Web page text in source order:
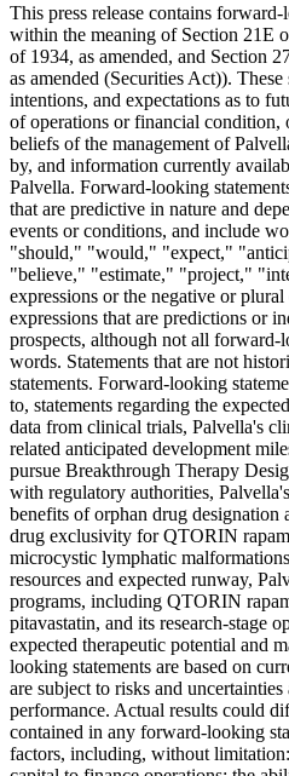
This press release contains
within the meaning of Section 21E
of 1934, as amended, and Section
as amended (Securities Act)). These
intentions, and expectations as to
of operations or financial condition,
beliefs of the management of
by, and information currently
Palvella. Forward-looking
that are predictive in nature and
events or conditions, and include
"should," "would," "expect,"
"believe," "estimate," "project,"
expressions or the negative or
expressions that are predictions or
prospects, although not all forward-
words. Statements that are not
statements. Forward-looking
to, statements regarding the
data from clinical trials, Palvella's
related anticipated development
pursue Breakthrough Therapy
with regulatory authorities,
benefits of orphan drug designation
drug exclusivity for QTORIN
microcystic lymphatic
resources and expected runway,
programs, including QTORIN
pitavastatin, and its research-stage
expected therapeutic potential and
looking statements are based on
are subject to risks and
performance. Actual results could
contained in any forward-looking
factors, including, without